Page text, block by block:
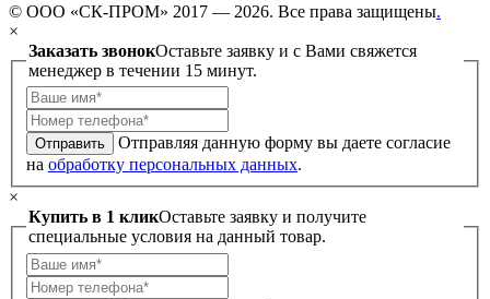
© ООО «СК-ПРОМ» 2017 — 2026. Все права защищены.
×
Заказать звонокОставьте заявку и с Вами свяжется
менеджер в течении 15 минут.
Отправить
Отправляя данную форму вы даете согласие
на обработку персональных данных.
×
Купить в 1 кликОставьте заявку и получите
специальные условия на данный товар.